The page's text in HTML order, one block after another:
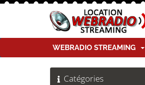
WEBRADIO STREAMING
Catégories